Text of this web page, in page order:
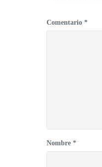
Comentario *
Nombre *